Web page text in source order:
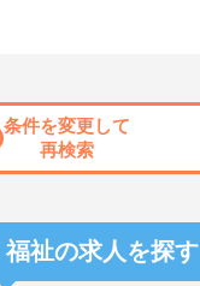
条件を変更して
再検索
祉の求人を探す